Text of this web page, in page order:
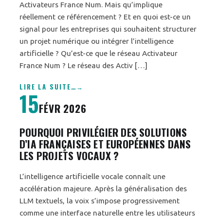
Activateurs France Num. Mais qu’implique
réellement ce référencement ? Et en quoi est-ce un
signal pour les entreprises qui souhaitent structurer
un projet numérique ou intégrer l’intelligence
artificielle ? Qu’est-ce que le réseau Activateur
France Num ? Le réseau des Activ […]
LIRE LA SUITE…
15FÉVR 2026
POURQUOI PRIVILÉGIER DES SOLUTIONS
D’IA FRANÇAISES ET EUROPÉENNES DANS
LES PROJETS VOCAUX ?
L’intelligence artificielle vocale connaît une
accélération majeure. Après la généralisation des
LLM textuels, la voix s’impose progressivement
comme une interface naturelle entre les utilisateurs